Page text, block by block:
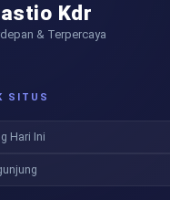
Kdr
& Terpercaya
SITUS
Hari Ini